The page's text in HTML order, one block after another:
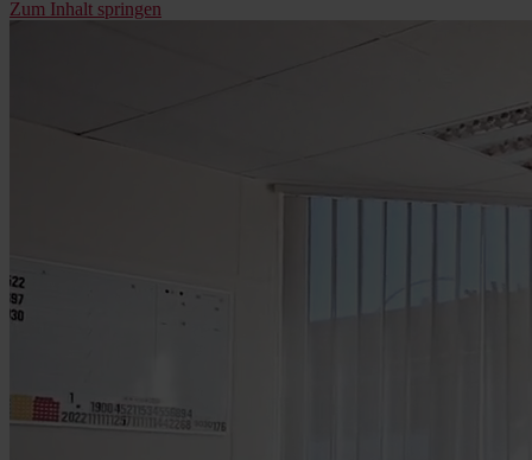
Zum Inhalt springen